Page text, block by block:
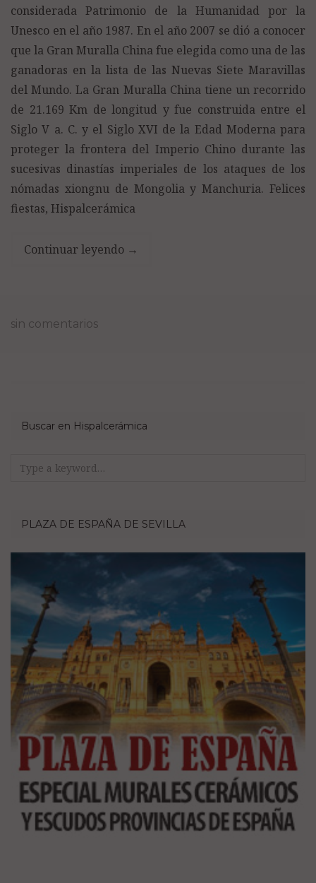
considerada Patrimonio de la Humanidad por la
Unesco en el año 1987. En el año 2007 se dió a conocer
que la Gran Muralla China fue elegida como una de las
ganadoras en la lista de las Nuevas Siete Maravillas
del Mundo. La Gran Muralla China tiene un recorrido
de 21.169 Km de longitud y fue construida entre el
Siglo V a. C. y el Siglo XVI de la Edad Moderna para
proteger la frontera del Imperio Chino durante las
sucesivas dinastías imperiales de los ataques de los
nómadas xiongnu de Mongolia y Manchuria. Felices
fiestas, Hispalcerámica
Continuar leyendo →
sin comentarios
Buscar en Hispalcerámica
Search
PLAZA DE ESPAÑA DE SEVILLA